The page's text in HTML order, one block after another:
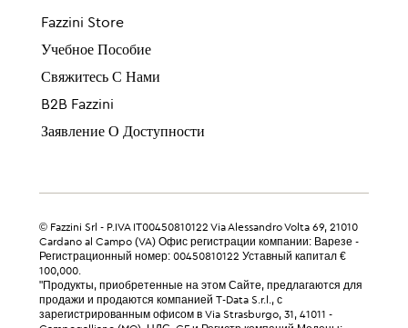
Fazzini Store
Учебное Пособие
Свяжитесь С Нами
B2B Fazzini
Заявление О Доступности
© Fazzini Srl - P.IVA IT00450810122 Via Alessandro Volta 69, 21010
Cardano al Campo (VA) Офис регистрации компании: Варезе -
Регистрационный номер: 00450810122 Уставный капитал €
100,000.
"Продукты, приобретенные на этом Сайте, предлагаются для
продажи и продаются компанией T-Data S.r.l., с
зарегистрированным офисом в Via Strasburgo, 31, 41011 -